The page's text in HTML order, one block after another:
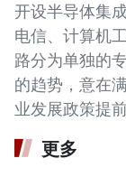
开设半导体集
电信、计算机
路分为单独的
的趋势，意在
业发展政策提
更多